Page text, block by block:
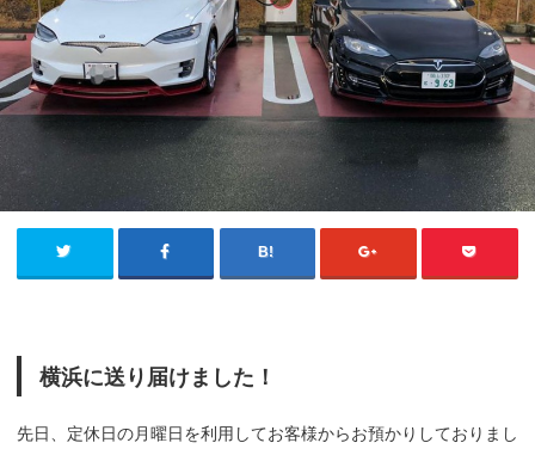
横浜に送り届けました！
先日、定休日の月曜日を利用してお客様からお預かりしておりまし